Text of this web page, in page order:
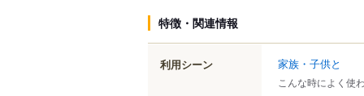
特徴・関連情報
利用シーン 家族・子供と
こんな時によく使